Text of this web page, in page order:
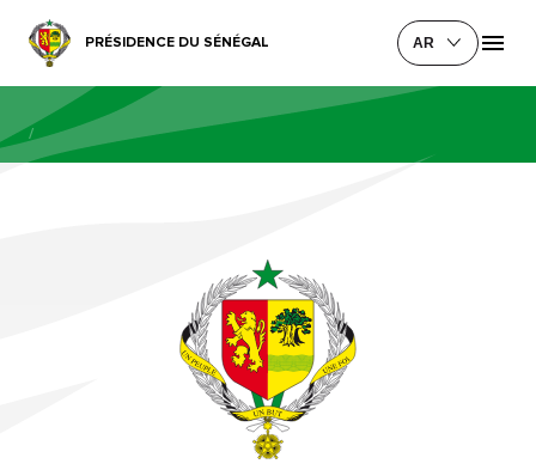
PRÉSIDENCE DU SÉNÉGAL AR
/